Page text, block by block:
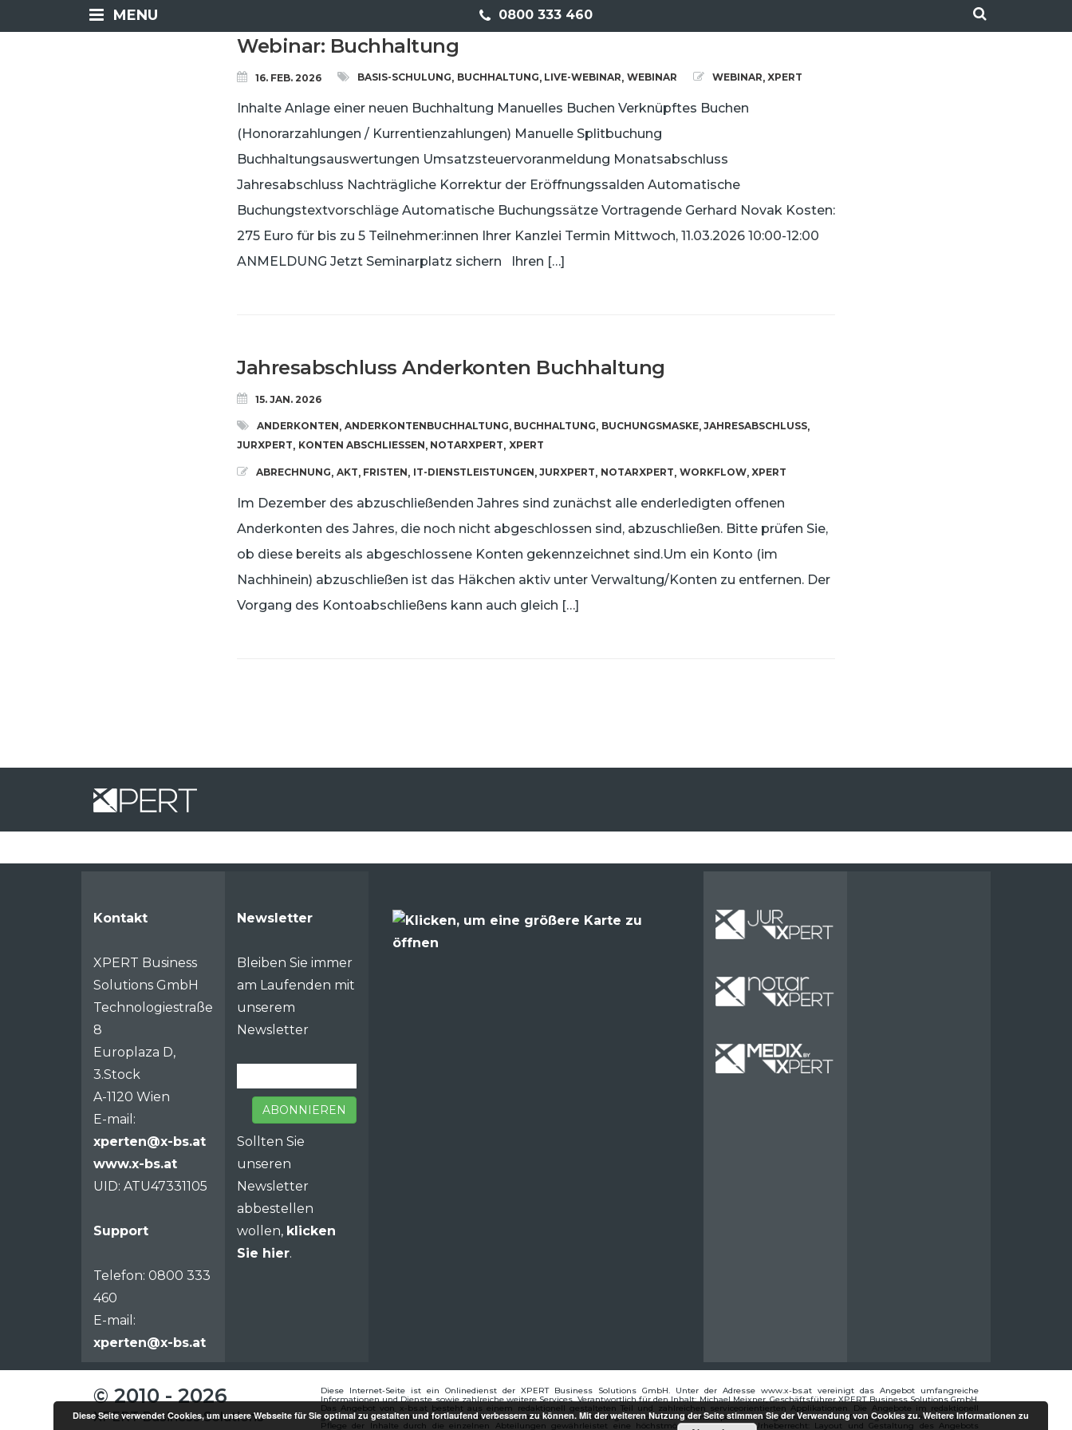
0800 333 460
MENU
Webinar: Buchhaltung
16. FEB. 2026 BASIS-SCHULUNG, BUCHHALTUNG, LIVE-WEBINAR, WEBINAR WEBINAR, XPERT
Inhalte Anlage einer neuen Buchhaltung Manuelles Buchen Verknüpftes Buchen
(Honorarzahlungen / Kurrentienzahlungen) Manuelle Splitbuchung
Buchhaltungsauswertungen Umsatzsteuervoranmeldung Monatsabschluss
Jahresabschluss Nachträgliche Korrektur der Eröffnungssalden Automatische
Buchungstextvorschläge Automatische Buchungssätze Vortragende Gerhard Novak Kosten:
275 Euro für bis zu 5 Teilnehmer:innen Ihrer Kanzlei Termin Mittwoch, 11.03.2026 10:00-12:00
ANMELDUNG Jetzt Seminarplatz sichern Ihren […]
Jahresabschluss Anderkonten Buchhaltung
15. JAN. 2026
ANDERKONTEN, ANDERKONTENBUCHHALTUNG, BUCHHALTUNG, BUCHUNGSMASKE, JAHRESABSCHLUSS,
JURXPERT, KONTEN ABSCHLIESSEN , NOTARXPERT, XPERT
ABRECHNUNG, AKT, FRISTEN, IT-DIENSTLEISTUNGEN, JURXPERT, NOTARXPERT, WORKFLOW, XPERT
Im Dezember des abzuschließenden Jahres sind zunächst alle enderledigten offenen
Anderkonten des Jahres, die noch nicht abgeschlossen sind, abzuschließen. Bitte prüfen Sie,
ob diese bereits als abgeschlossene Konten gekennzeichnet sind.Um ein Konto (im
Nachhinein) abzuschließen ist das Häkchen aktiv unter Verwaltung/Konten zu entfernen. Der
Vorgang des Kontoabschließens kann auch gleich […]
Kontakt
XPERT Business
Solutions GmbH
Technologiestraße
8
Europlaza D,
3.Stock
A-1120 Wien
E-mail:
xperten@x-bs.at
www.x-bs.at
UID: ATU47331105
Support
Telefon: 0800 333
460
E-mail:
xperten@x-bs.at
Vertrieb
Newsletter
Bleiben Sie immer
am Laufenden mit
unserem
Newsletter
ABONNIEREN
Sollten Sie
unseren
Newsletter
abbestellen
wollen, klicken
Sie hier.
Miete
Miete
Miete
© 2010 - 2026
XPERT Business Solutions
Diese Internet-Seite ist ein Onlinedienst der XPERT Business Solutions GmbH. Unter der Adresse www.x-bs.at vereinigt das Angebot umfangreiche
Informationen und Dienste sowie zahlreiche weitere Services. Verantwortlich für den Inhalt: Michael Meixner, Geschäftsführer XPERT Business Solutions GmbH.
Das Angebot von x-bs.at besteht aus einem redaktionell gestalteten Teil und zahlreichen serviceorientierten Applikationen. Die Angebote im redaktionell
gestalteten Teil werden von verschiedenen Partnern in den Abteilungen und anderen Inhaltspartnern beigesteuert. Dieser Grundgedanke der dezentralen
Pflege der Inhalte durch die einzelnen Abteilungen gewährleistet eine höchstmögliche Aktualität. Urheberrecht: Layout und Gestaltung des Angebots
Diese Seite verwendet Cookies, um unsere Webseite für Sie optimal zu gestalten und fortlaufend verbessern zu können. Mit der weiteren Nutzung der Seite stimmen Sie der Verwendung von Cookies zu. Weitere Informationen zu